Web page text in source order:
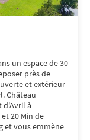
un espace de 30
près de
et extérieur
Château
d'Avril à
20 Min de
et vous emmène